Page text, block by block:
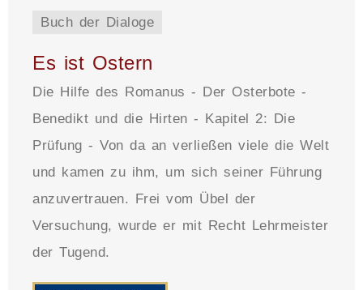
Buch der Dialoge
Es ist Ostern
Die Hilfe des Romanus - Der Osterbote -
Benedikt und die Hirten - Kapitel 2: Die
Prüfung - Von da an verließen viele die Welt
und kamen zu ihm, um sich seiner Führung
anzuvertrauen. Frei vom Übel der
Versuchung, wurde er mit Recht Lehrmeister
der Tugend.